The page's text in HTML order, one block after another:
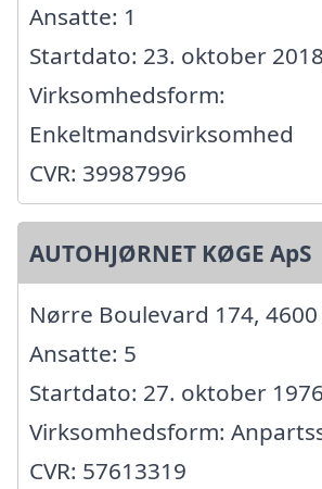
Ansatte: 1
Startdato: 23. oktober
Virksomhedsform:
Enkeltmandsvirksomhed
CVR: 39987996
AUTOHJØRNET KØGE ApS
Nørre Boulevard 174,
Ansatte: 5
Startdato: 27. oktober
Virksomhedsform:
CVR: 57613319